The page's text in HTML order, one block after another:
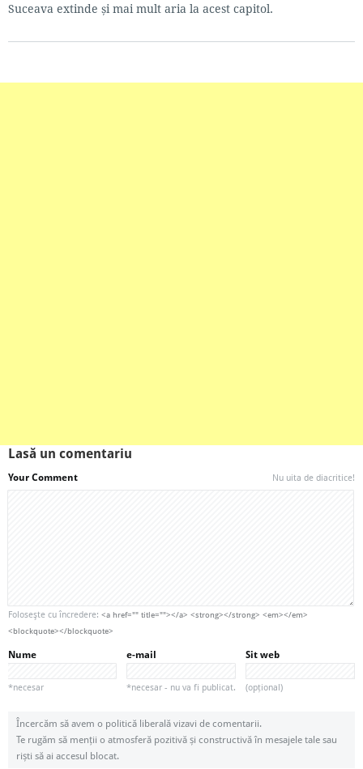
Suceava extinde și mai mult aria la acest capitol.
Lasă un comentariu
Your Comment Nu uita de diacritice!
Foloseşte cu încredere: <a href="" title=""></a> <strong></strong> <em></em>
<blockquote></blockquote>
Nume
*necesar
e-mail
*necesar - nu va fi publicat.
Sit web
(opțional)
Încercăm să avem o politică liberală vizavi de comentarii.
Te rugăm să menții o atmosferă pozitivă și constructivă în mesajele tale sau
riști să ai accesul blocat.